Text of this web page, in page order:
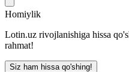
Homiylik
Lotin.uz rivojlanishiga hissa
rahmat!
Siz ham hissa qo'shing!